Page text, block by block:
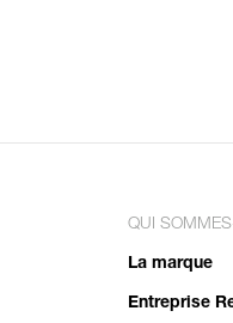
QUI
La marque
Entreprise